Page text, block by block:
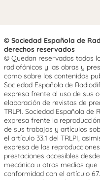
© Sociedad Española de
derechos reservados
© Quedan reservados todos
radiofónicos y las obras y
como sobre los contenidos
Sociedad Española de
expresa frente al uso de sus
elaboración de revistas de
TRLPI. Sociedad Española de
expresa frente la
de sus trabajos y artículos
el artículo 33.1 del TRLPI,
expresa de las
prestaciones accesibles
mecánica u otros medios
conformidad con el artículo